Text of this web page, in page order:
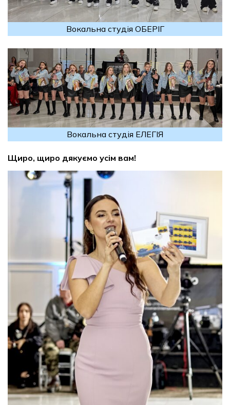
Вокальна студія ОБЕРІГ
Вокальна студія ЕЛЕГІЯ
Щиро, щиро дякуємо усім вам!